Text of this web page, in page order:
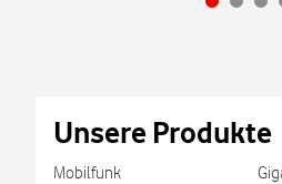
Unsere Produkte
Mobilfunk